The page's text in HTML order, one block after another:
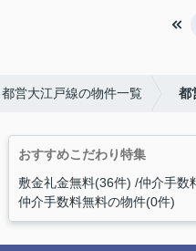
都営大江戸線の物件一覧 都
おすすめこだわり特集
敷金礼金無料(36件) 仲介手数
仲介手数料無料の物件(0件)